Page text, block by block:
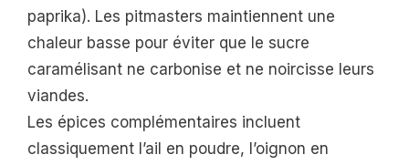
paprika). Les pitmasters maintiennent une
chaleur basse pour éviter que le sucre
caramélisant ne carbonise et ne noircisse leurs
viandes.
Les épices complémentaires incluent
classiquement l’ail en poudre, l’oignon en